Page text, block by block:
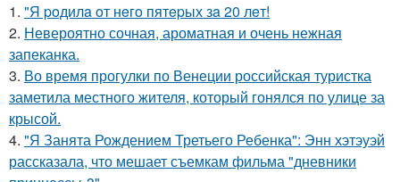
1. "Я poдилa oт нeгo пятepых зa 20 лeт!
2. Невероятно сочная, ароматная и очень нежная
запеканка.
3. Во время прогулки по Венеции российская туристка
заметила местного жителя, который гонялся по улице за
крысой.
4. "Я Занята Рождением Третьего Ребенка": Энн хэтэуэй
рассказала, что мешает съемкам фильма "дневники